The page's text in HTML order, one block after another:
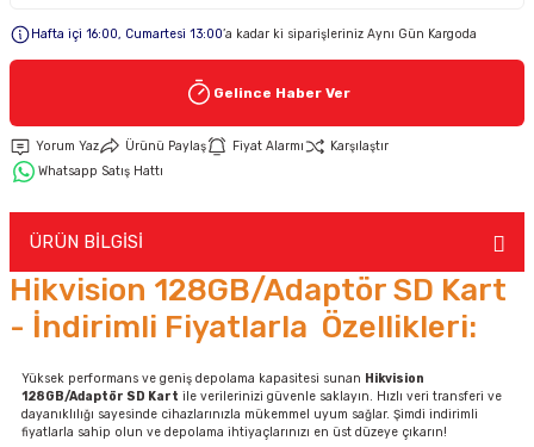
Keypad-Tuş Takımı Ürünler
Hafta içi 16:00, Cumartesi 13:00’a kadar ki siparişleriniz Aynı Gün Kargoda
Gelince Haber Ver
Yorum Yaz Ürünü Paylaş Fiyat Alarmı
Karşılaştır
Whatsapp Satış Hattı
ÜRÜN BİLGİSİ
Hikvision 128GB/Adaptör SD Kart
- İndirimli Fiyatlarla Özellikleri:
Yüksek performans ve geniş depolama kapasitesi sunan Hikvision
128GB/Adaptör SD Kart ile verilerinizi güvenle saklayın. Hızlı veri transferi ve
dayanıklılığı sayesinde cihazlarınızla mükemmel uyum sağlar. Şimdi indirimli
fiyatlarla sahip olun ve depolama ihtiyaçlarınızı en üst düzeye çıkarın!